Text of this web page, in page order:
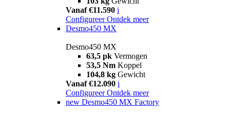
Vanaf €11.590 i
Configureer Ontdek meer
Desmo450 MX
Desmo450 MX
63,5 pk Vermogen
53,5 Nm Koppel
104,8 kg Gewicht
Vanaf €12.090 i
Configureer Ontdek meer
new Desmo450 MX Factory